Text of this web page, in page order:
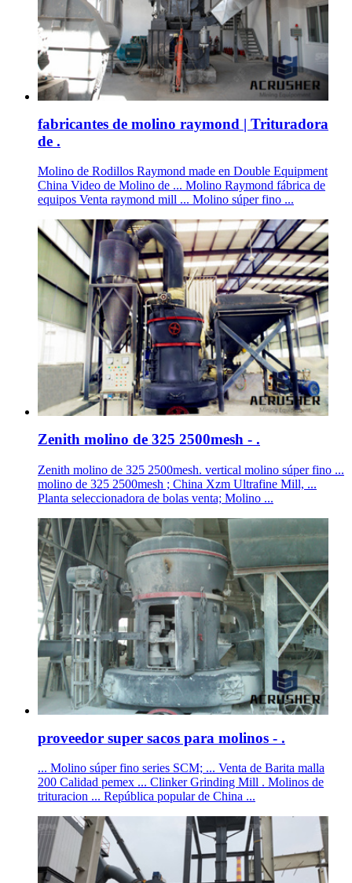
fabricantes de molino raymond | Trituradora
de .
Molino de Rodillos Raymond made en Double Equipment
China Video de Molino de ... Molino Raymond fábrica de
equipos Venta raymond mill ... Molino súper fino ...
Zenith molino de 325 2500mesh - .
Zenith molino de 325 2500mesh. vertical molino súper fino ...
molino de 325 2500mesh ; China Xzm Ultrafine Mill, ...
Planta seleccionadora de bolas venta; Molino ...
proveedor super sacos para molinos - .
... Molino súper fino series SCM; ... Venta de Barita malla
200 Calidad pemex ... Clinker Grinding Mill . Molinos de
trituracion ... República popular de China ...